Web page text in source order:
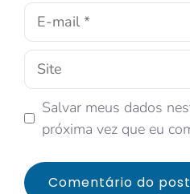
Salvar meus dados
próxima vez que eu